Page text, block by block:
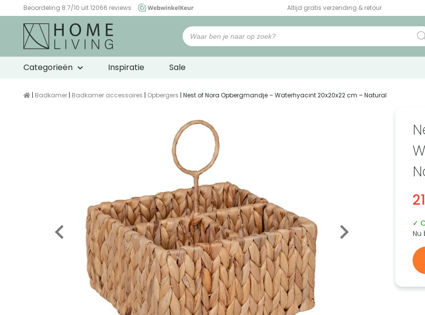
Beoordeling 8.7/10 uit 12066 reviews
WebwinkelKeur
Altijd gratis verzending & retour
Categorieën Inspiratie Sale
| Badkamer | Badkamer accessoires | Opbergers | Nest of Nora Opbergmandje – Waterhyacint 20x20x22 cm – Natural
✓
Nu